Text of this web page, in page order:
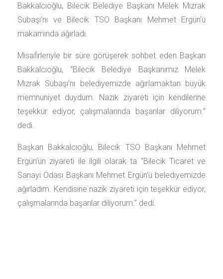
Bakkalcıoğlu, Bilecik Belediye Başkanı Melek Mızrak
Subaşı’nı ve Bilecik TSO Başkanı Mehmet Ergün’ü
makamında ağırladı.
Misafirleriyle bir süre görüşerek sohbet eden Başkan
Bakkalcıoğlu, “Bilecik Belediye Başkanımız Melek
Mızrak Subaşı’nı belediyemizde ağırlamaktan büyük
memnuniyet duydum. Nazik ziyareti için kendilerine
teşekkür ediyor, çalışmalarında başarılar diliyorum.”
dedi.
Başkan Bakkalcıoğlu, Bilecik TSO Başkanı Mehmet
Ergün’ün ziyareti ile ilgili olarak ta “Bilecik Ticaret ve
Sanayi Odası Başkanı Mehmet Ergün’ü belediyemizde
ağırladım. Kendisine nazik ziyareti için teşekkür ediyor,
çalışmalarında başarılar diliyorum.” dedi.